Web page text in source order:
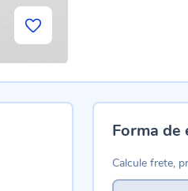
Forma de
Calcule frete,